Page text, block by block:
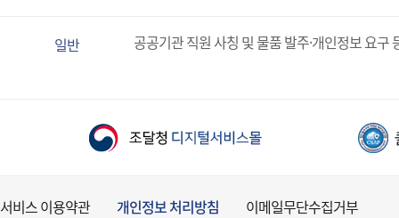
일반 공공기관 직원 사칭 및 물품 발주·개인정보 요구
서비스 이용약관 개인정보 처리방침 이메일무단수집거부